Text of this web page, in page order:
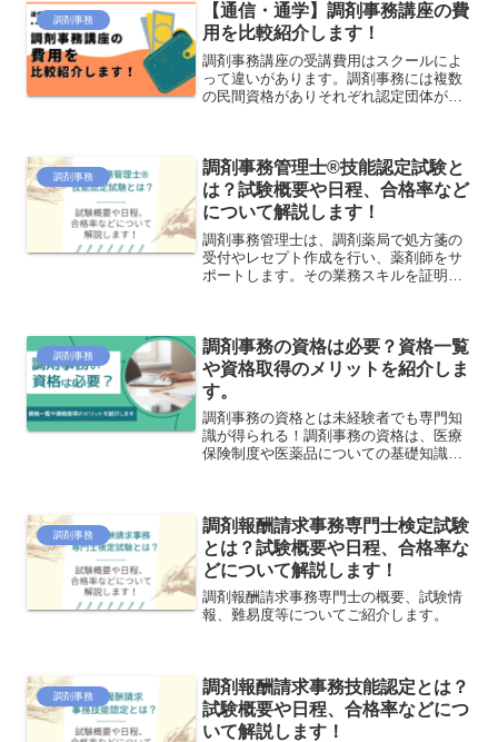
調剤事務
【通信・通学】調剤事務講座の費
用を比較紹介します！
調剤事務講座の受講費用はスクールによ
って違いがあります。調剤事務には複数
の民間資格がありそれぞれ認定団体が異
たうえで自分に合った講座選びをしてみ
てください。
調剤事務
調剤事務管理士®技能認定試験と
は？試験概要や日程、合格率など
について解説します！
調剤事務管理士は、調剤薬局で処方箋の
受付やレセプト作成を行い、薬剤師をサ
ポートします。その業務スキルを証明す
務管理士技能認定試験の試験日や試験範
囲など、調剤事務の資格取得に関する情
報をご紹介します。
調剤事務
調剤事務の資格は必要？資格一覧
や資格取得のメリットを紹介しま
す。
調剤事務の資格とは未経験者でも専門知
識が得られる！調剤事務の資格は、医療
保険制度や医薬品についての基礎知識、
は特に就職に有利になるの...
調剤事務
調剤報酬請求事務専門士検定試験
とは？試験概要や日程、合格率な
どについて解説します！
調剤報酬請求事務専門士の概要、試験情
報、難易度等についてご紹介します。
調剤事務
調剤報酬請求事務技能認定とは？
試験概要や日程、合格率などにつ
いて解説します！